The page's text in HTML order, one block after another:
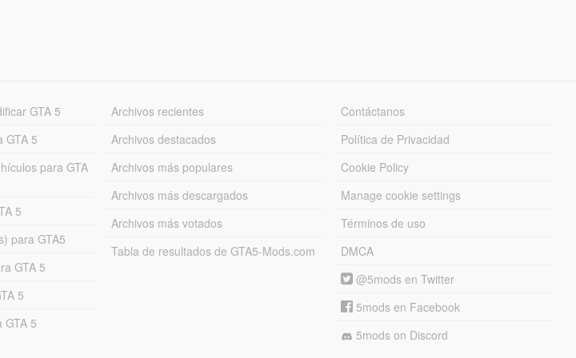
GTA 5
GTA 5
para GTA
5
para GTA5
GTA 5
5
GTA 5
Archivos recientes
Archivos destacados
Archivos más populares
Archivos más descargados
Archivos más votados
Tabla de resultados de GTA5-Mods.com
Contáctanos
Política de Privacidad
Cookie Policy
Manage cookie settings
Términos de uso
DMCA
@5mods en Twitter
5mods en Facebook
5mods on Discord